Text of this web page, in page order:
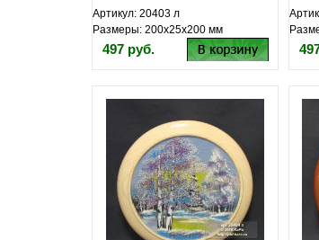
Артикул: 20403 л
Размеры: 200х25х200 мм
497 руб.